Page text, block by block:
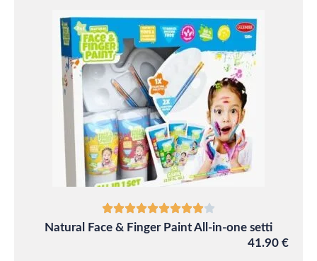
Natural Face & Finger Paint All-in-one setti
41.90 €